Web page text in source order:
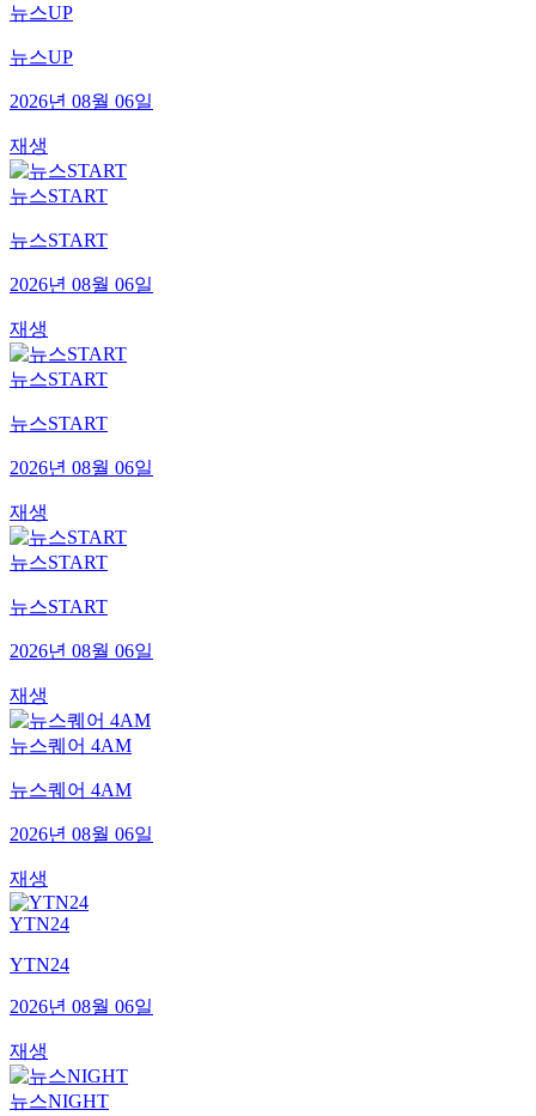
뉴스UP
뉴스UP
2026년 08월 06일
재생
뉴스START
뉴스START
2026년 08월 06일
재생
뉴스START
뉴스START
2026년 08월 06일
재생
뉴스START
뉴스START
2026년 08월 06일
재생
뉴스퀘어 4AM
뉴스퀘어 4AM
2026년 08월 06일
재생
YTN24
YTN24
2026년 08월 06일
재생
뉴스NIGHT